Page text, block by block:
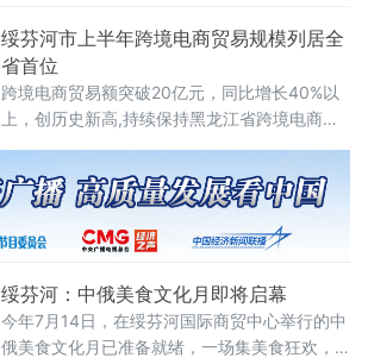
发展。鞍山市人力资源和就业服务中心表示，
当地正以务实政策和精准服务，全力构建更优
就业创业生态，为青年群体施展才华搭建广阔
平台。据介绍，鞍山市委、市政府围绕高校毕
业生需求，推出一系列暖心举措。对于正在求
职的毕业生，可到市县两级公共
绥芬河市上半年跨境电商贸易规模列居全
省首位
跨境电商贸易额突破20亿元，同比增长40%以
上，创历史新高,持续保持黑龙江省跨境电商贸
易规模首位。据了解，绥芬河市跨境电商产业
实现稳步扩容，得益于持续完善产业配套、创
新出海模式、优化通关服务，不断夯实跨境电
商产业根基。有关人士介绍，绥芬河立足中俄
口岸枢纽区位，加快跨境电商基础设施建设，
绥芬河：中俄美食文化月即将启幕
今年7月14日，在绥芬河国际商贸中心举行的中
俄美食文化月已准备就绪，一场集美食狂欢，